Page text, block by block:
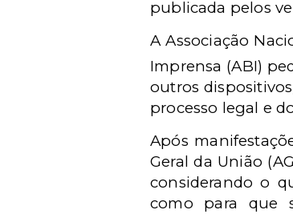
publicada pelos
A Associação
Imprensa (ABI)
outros
processo legal e
Após
Geral da União
considerando o
como para que